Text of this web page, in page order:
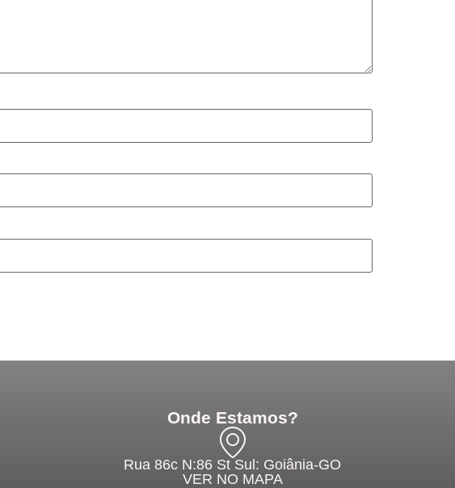
Onde Estamos?
Rua 86c N:86 St Sul: Goiânia-GO
VER NO MAPA